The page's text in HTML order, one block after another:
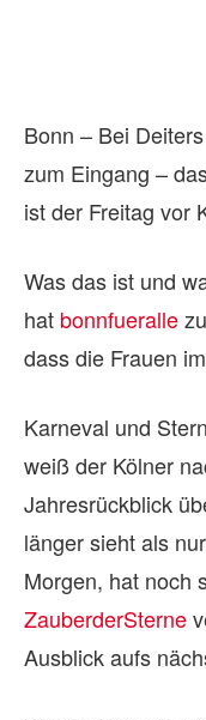
Bonn – Bei
zum Eingang –
ist der Freitag vor
Was das ist und
hat bonnfueralle
dass die Frauen
Karneval und
weiß der Kölner
Jahresrückblick
länger sieht als
Morgen, hat noch
ZauberderSterne
Ausblick aufs